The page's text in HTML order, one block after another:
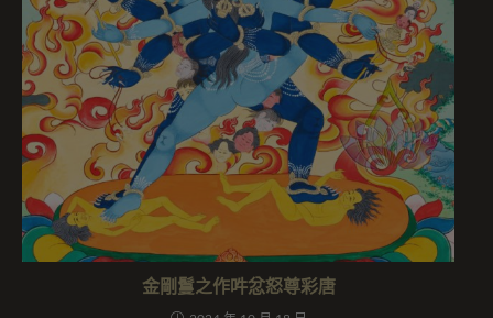
金剛鬘之作吽忿怒尊彩唐